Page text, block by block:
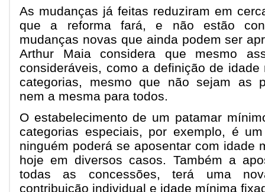
As mudanças já feitas reduziram em
que a reforma fará, e não estão
mudanças novas que ainda podem ser
Arthur Maia considera que mesmo
consideráveis, como a definição de
categorias, mesmo que não sejam as
nem a mesma para todos.
O estabelecimento de um patamar
categorias especiais, por exemplo, é
ninguém poderá se aposentar com idade
hoje em diversos casos. Também a
todas as concessões, terá uma
contribuição individual e idade mínima